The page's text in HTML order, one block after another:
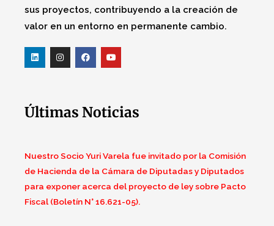
sus proyectos, contribuyendo a la creación de
valor en un entorno en permanente cambio.
Últimas Noticias
Nuestro Socio Yuri Varela fue invitado por la Comisión
de Hacienda de la Cámara de Diputadas y Diputados
para exponer acerca del proyecto de ley sobre Pacto
Fiscal (Boletín N° 16.621-05).